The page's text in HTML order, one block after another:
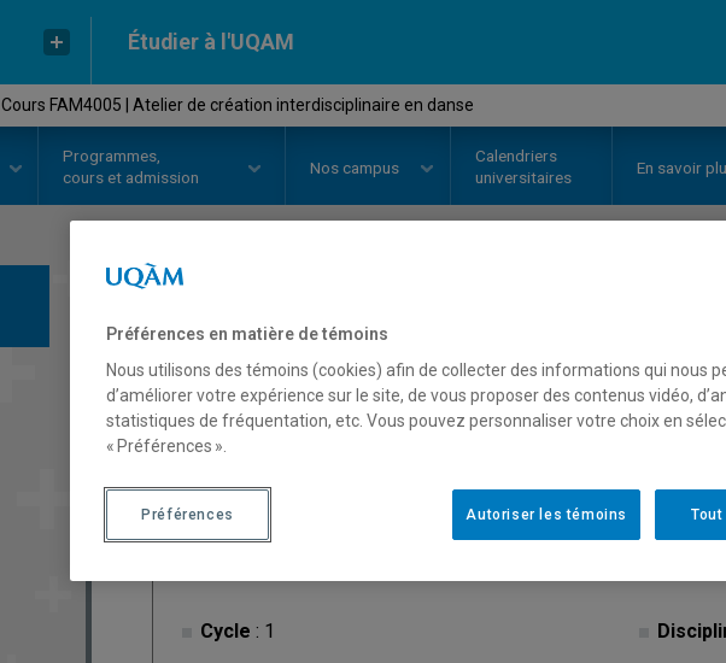
Étudier à l'UQAM
Cours FAM4005 | Atelier de création interdisciplinaire en danse
Programmes,
cours et admission
Nos campus
Calendriers
universitaires
En savoir
COURS FAM4005
Atelier de
en danse
Horaire
Cycle : 1
Préférences en matière de témoins
Nous utilisons des témoins (cookies) afin de collecter des informations qui nous
d’améliorer votre expérience sur le site, de vous proposer des contenus vidéo,
statistiques de fréquentation, etc. Vous pouvez personnaliser votre choix en
« Préférences ».
Autoriser les témoins
Préférences